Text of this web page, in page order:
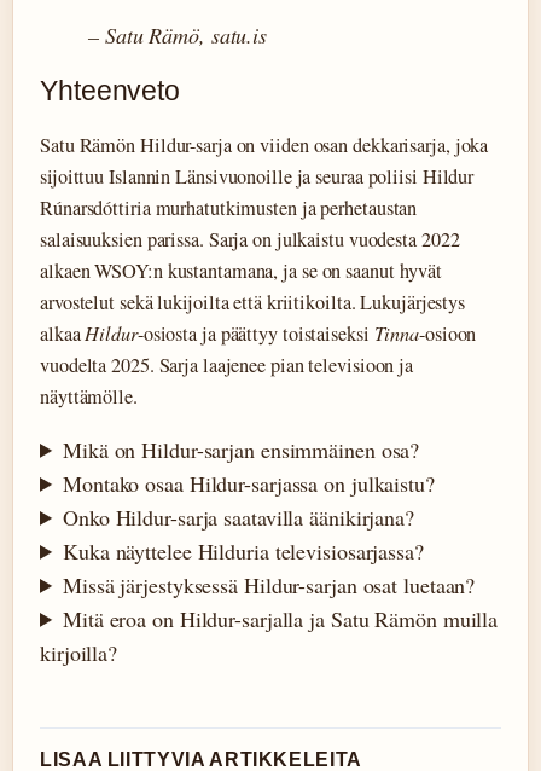
– Satu Rämö, satu.is
Yhteenveto
Satu Rämön Hildur-sarja on viiden osan dekkarisarja, joka
sijoittuu Islannin Länsivuonoille ja seuraa poliisi Hildur
Rúnarsdóttiria murhatutkimusten ja perhetaustan
salaisuuksien parissa. Sarja on julkaistu vuodesta 2022
alkaen WSOY:n kustantamana, ja se on saanut hyvät
arvostelut sekä lukijoilta että kriitikoilta. Lukujärjestys
alkaaHildur-osiosta ja päättyy toistaiseksi Tinna-osioon
vuodelta 2025. Sarja laajenee pian televisioon ja
näyttämölle.
Mikä on Hildur-sarjan ensimmäinen osa?
Montako osaa Hildur-sarjassa on julkaistu?
Onko Hildur-sarja saatavilla äänikirjana?
Kuka näyttelee Hilduria televisiosarjassa?
Missä järjestyksessä Hildur-sarjan osat luetaan?
Mitä eroa on Hildur-sarjalla ja Satu Rämön muilla
kirjoilla?
LISAA LIITTYVIA ARTIKKELEITA